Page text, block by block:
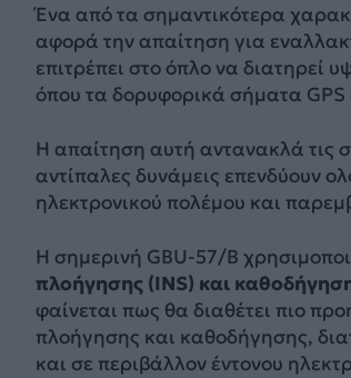
Ένα από τα σημαντικότερα
αφορά την απαίτηση για
επιτρέπει στο όπλο να διατηρεί
όπου τα δορυφορικά σήματα GPS
Η απαίτηση αυτή αντανακλά τις
αντίπαλες δυνάμεις επενδύουν
ηλεκτρονικού πολέμου και
Η σημερινή GBU-57/B
πλοήγησης (INS) και
φαίνεται πως θα διαθέτει πιο
πλοήγησης και καθοδήγησης,
και σε περιβάλλον έντονου